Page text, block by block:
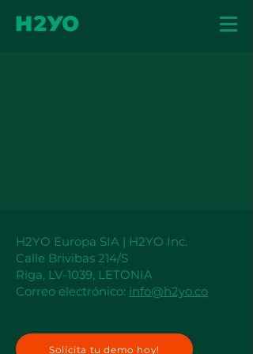
H2YO Europa SIA | H2YO Inc.
Calle Brivibas 214/S
Riga, LV-1039, LETONIA
Correo electrónico: info@h2yo.co
Solicita tu demo hoy!